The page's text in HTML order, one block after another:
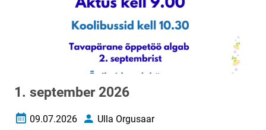
1. september 2026
Loomise kuupäev
09.07.2026 AutorUlla Orgusaar